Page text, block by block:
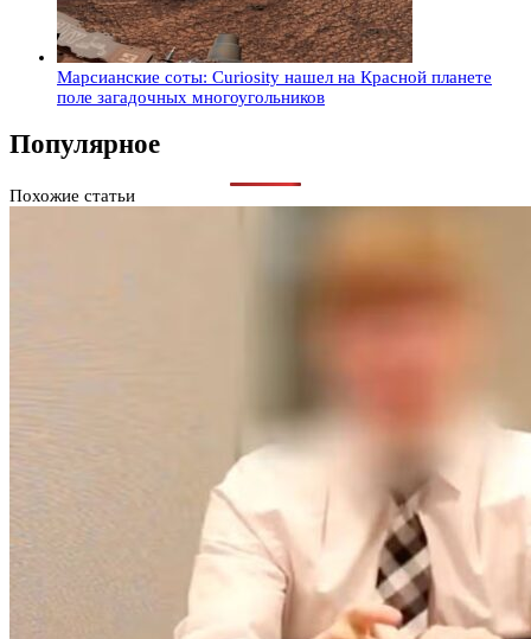
Марсианские соты: Curiosity нашел на Красной планете
поле загадочных многоугольников
Популярное
Похожие статьи